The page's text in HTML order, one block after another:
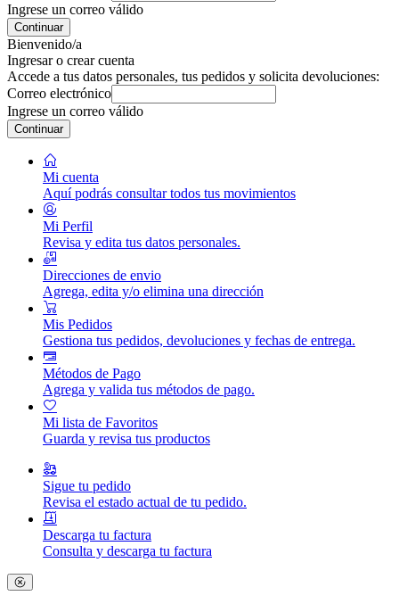
Ingrese un correo válido
Continuar
Bienvenido/a
Ingresar o crear cuenta
Accede a tus datos personales, tus pedidos y solicita devoluciones:
Correo electrónico
Ingrese un correo válido
Continuar
Mi cuenta
Aquí podrás consultar todos tus movimientos
Mi Perfil
Revisa y edita tus datos personales.
Direcciones de envio
Agrega, edita y/o elimina una dirección
Mis Pedidos
Gestiona tus pedidos, devoluciones y fechas de entrega.
Métodos de Pago
Agrega y valida tus métodos de pago.
Mi lista de Favoritos
Guarda y revisa tus productos
Sigue tu pedido
Revisa el estado actual de tu pedido.
Descarga tu factura
Consulta y descarga tu factura